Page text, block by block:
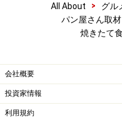
All About > グル
パン屋さん取材
焼きたて
会社概要
投資家情報
利用規約